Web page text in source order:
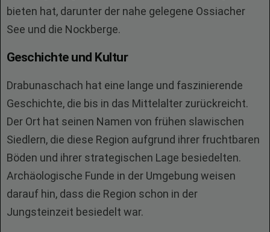
bieten hat, darunter der nahe gelegene Ossiacher
See und die Nockberge.
Geschichte und Kultur
Drabunaschach hat eine lange und faszinierende
Geschichte, die bis in das Mittelalter zurückreicht.
Der Ort hat seinen Namen von frühen slawischen
Siedlern, die diese Region aufgrund ihrer fruchtbaren
Böden und ihrer strategischen Lage besiedelten.
Archäologische Funde in der Umgebung weisen
darauf hin, dass die Region schon in der
Jungsteinzeit besiedelt war.